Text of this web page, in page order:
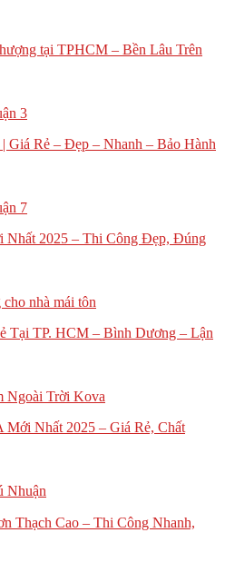
tại TPHCM – Bền Lâu Trên
Giá Rẻ – Đẹp – Nhanh – Bảo Hành
Nhất 2025 – Thi Công Đẹp, Đúng
Tại TP. HCM – Bình Dương – Lận
Nhất 2025 – Giá Rẻ, Chất
Thạch Cao – Thi Công Nhanh,